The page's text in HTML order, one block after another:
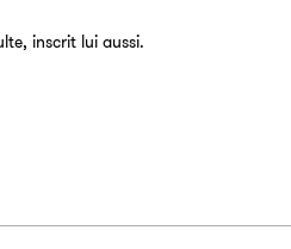
inscrit lui aussi.